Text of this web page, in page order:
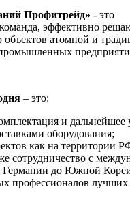
Профитрейд» - это
эффективно
атомной и
промышленных
– это:
и дальнейшее
оборудования;
как на территории
сотрудничество с
Германии до Южной
профессионалов лучших